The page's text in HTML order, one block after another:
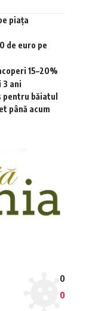
piața
de euro pe
15–20%
ani
pentru băiatul
până acum
0
0